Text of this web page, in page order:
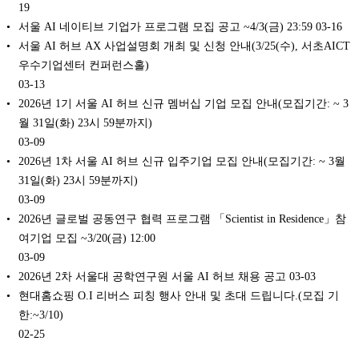
19
서울 AI 네이티브 기업가 프로그램 모집 공고 ~4/3(금) 23:59 03-16
서울 AI 허브 AX 사업설명회 개최 및 신청 안내(3/25(수), 서초AICT
우수기업센터 컨퍼런스홀)
03-13
2026년 1기 서울 AI 허브 신규 멤버십 기업 모집 안내(모집기간: ~ 3
월 31일(화) 23시 59분까지)
03-09
2026년 1차 서울 AI 허브 신규 입주기업 모집 안내(모집기간: ~ 3월
31일(화) 23시 59분까지)
03-09
2026년 글로벌 공동연구 협력 프로그램 「Scientist in Residence」참
여기업 모집 ~3/20(금) 12:00
03-09
2026년 2차 서울대 공학연구원 서울 AI 허브 채용 공고 03-03
현대홈쇼핑 O.I 리버스 피칭 행사 안내 및 초대 드립니다.(모집 기
한:~3/10)
02-25